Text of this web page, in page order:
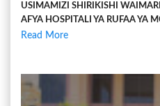
USIMAMIZI SHIRIKISHI
AFYA HOSPITALI YA RUFAA YA
Read More